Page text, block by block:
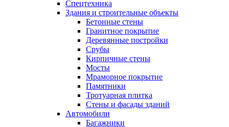
Спецтехника
Здания и строительные объекты
Бетонные стены
Гранитное покрытие
Деревянные постройки
Срубы
Кирпичные стены
Мосты
Мраморное покрытие
Памятники
Тротуарная плитка
Стены и фасады зданий
Автомобили
Багажники